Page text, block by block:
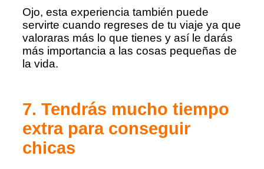
Ojo, esta experiencia también puede
servirte cuando regreses de tu viaje ya que
valoraras más lo que tienes y así le darás
más importancia a las cosas pequeñas de
la vida.
7. Tendrás mucho tiempo
extra para conseguir
chicas